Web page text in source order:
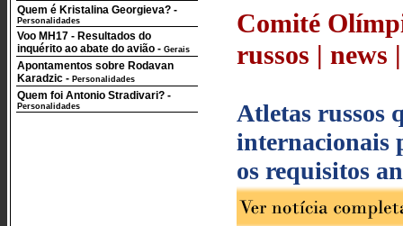
Quem é Kristalina Georgieva? -
Personalidades
Voo MH17 - Resultados do
inquérito ao abate do avião - Gerais
Apontamentos sobre Rodavan
Karadzic - Personalidades
Quem foi Antonio Stradivari? -
Personalidades
Comité
russos | news
Atletas russos
internacionais
os requisitos